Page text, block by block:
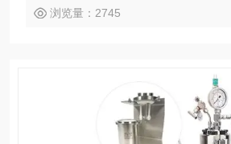
浏览量：2745